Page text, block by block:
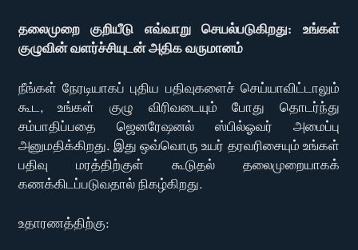
தலைமுறை குறியீடு எவ்வாறு செயல்படுகிறது: உங்கள்
குழுவின் வளர்ச்சியுடன் அதிக வருமானம்
நீங்கள் நேரடியாகப் புதிய பதிவுகளைச் செய்யாவிட்டாலும்
கூட, உங்கள் குழு விரிவடையும் போது தொடர்ந்து
சம்பாதிப்பதை ஜெனரேஷனல் ஸ்பில்ஓவர் அமைப்பு
அனுமதிக்கிறது. இது ஒவ்வொரு உயர் தரவரிசையும் உங்கள்
பதிவு மரத்திற்குள் கூடுதல் தலைமுறையாகக்
கணக்கிடப்படுவதால் நிகழ்கிறது.
உதாரணத்திற்கு: